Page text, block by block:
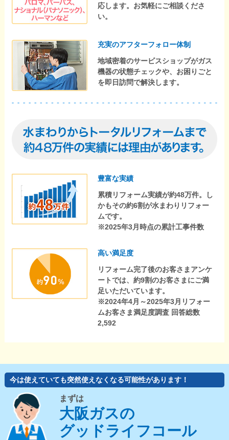
応します。お気軽にご相談くださ
い。
充実のアフターフォロー体制
地域密着のサービスショップがガス
機器の状態チェックや、お困りごと
を即日訪問で解決します。
豊富な実績
累積リフォーム実績が約48万件。し
かもその約6割が水まわりリフォー
ムです。
※2025年3月時点の累計工事件数
高い満足度
リフォーム完了後のお客さまアンケ
ートでは、約9割のお客さまにご満
足いただいています。
※2024年4月～2025年3月リフォー
ムお客さま満足度調査 回答総数
2,592
今は使えていても突然使えなくなる可能性があります！
まずは
大阪ガスの
グッドライフコール